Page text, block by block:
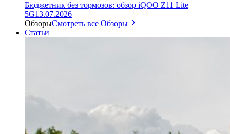
Бюджетник без тормозов: обзор iQOO Z11 Lite
5G13.07.2026
ОбзорыСмотреть все Обзоры
Статьи